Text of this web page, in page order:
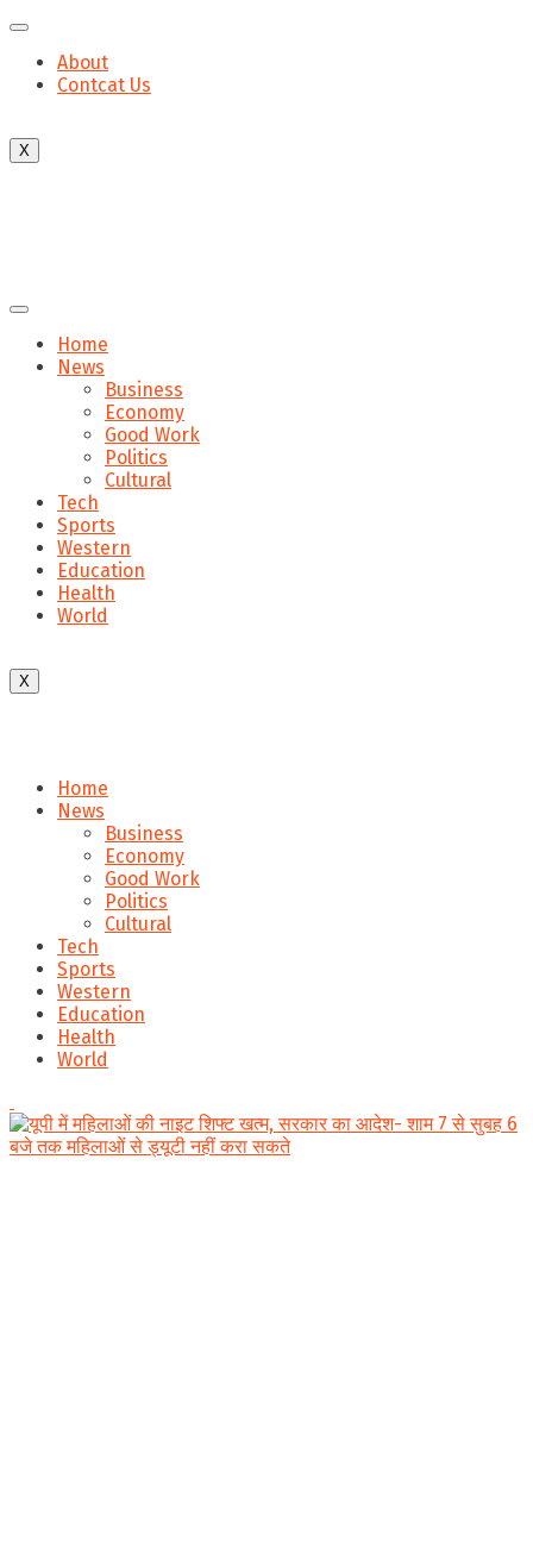
About
Contcat Us
X
Home
News
Business
Economy
Good Work
Politics
Cultural
Tech
Sports
Western
Education
Health
World
X
Home
News
Business
Economy
Good Work
Politics
Cultural
Tech
Sports
Western
Education
Health
World